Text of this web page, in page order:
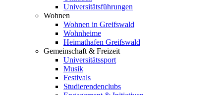
Universitätsführungen
Wohnen
Wohnen in Greifswald
Wohnheime
Heimathafen Greifswald
Gemeinschaft & Freizeit
Universitätssport
Musik
Festivals
Studierendenclubs